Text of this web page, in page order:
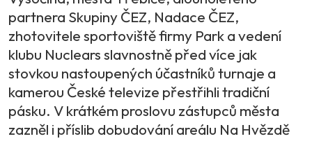
partnera Skupiny ČEZ, Nadace ČEZ,
zhotovitele sportoviště firmy Park a vedení
klubu Nuclears slavnostně před více jak
stovkou nastoupených účastníků turnaje a
kamerou České televize přestřihli tradiční
pásku. V krátkém proslovu zástupců města
zazněl i příslib dobudování areálu Na Hvězdě